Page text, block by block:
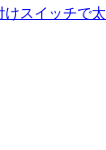
けスイッチで太